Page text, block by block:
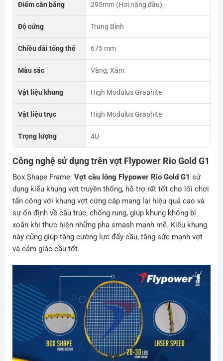
Điểm cân bằng 295mm (Hơi nặng đầu)
Độ cứng Trung Bình
Chiều dài tổng thể 675 mm
Màu sắc Vàng, Xám
Vật liệu khung High Modulus Graphite
Vật liệu trục High Modulus Graphite
Trọng lượng 4U
Công nghệ sử dụng trên vợt Flypower Rio Gold G1
Box Shape Frame: Vợt cầu lông Flypower Rio Gold G1 sử
dụng kiểu khung vợt truyền thống, hỗ trợ rất tốt cho lối chơi
tấn công với khung vợt cứng cáp mang lại hiệu quả cao và
sự ổn định về cấu trúc, chống rung, giúp khung không bị
xoắn khi thực hiện những pha smash mạnh mẽ. Kiểu khung
này cũng giúp tăng cường lực đẩy cầu, tăng sức mạnh vợt
và cảm giác cầu tốt.